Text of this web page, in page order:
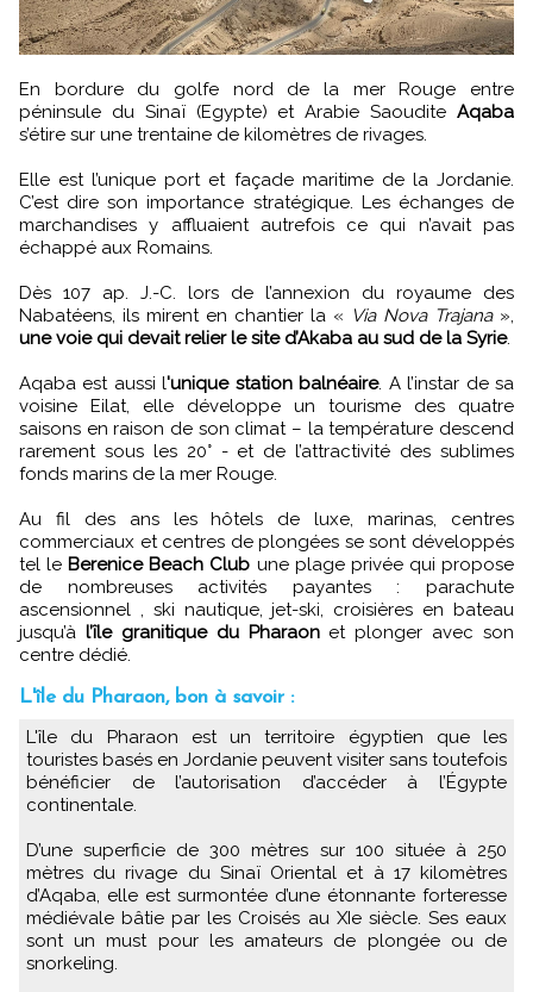
En bordure du golfe nord de la mer Rouge entre
péninsule du Sinaï (Egypte) et Arabie Saoudite Aqaba
s’étire sur une trentaine de kilomètres de rivages.
Elle est l’unique port et façade maritime de la Jordanie.
C’est dire son importance stratégique. Les échanges de
marchandises y affluaient autrefois ce qui n’avait pas
échappé aux Romains.
Dès 107 ap. J.-C. lors de l’annexion du royaume des
Nabatéens, ils mirent en chantier la « Via Nova Trajana»,
une voie qui devait relier le site d’Akaba au sud de la Syrie.
Aqaba est aussi l'unique station balnéaire. A l’instar de sa
voisine Eilat, elle développe un tourisme des quatre
saisons en raison de son climat – la température descend
rarement sous les 20° - et de l’attractivité des sublimes
fonds marins de la mer Rouge.
Au fil des ans les hôtels de luxe, marinas, centres
commerciaux et centres de plongées se sont développés
tel le Berenice Beach Club une plage privée qui propose
de nombreuses activités payantes : parachute
ascensionnel , ski nautique, jet-ski, croisières en bateau
jusqu’à l’île granitique du Pharaonet plonger avec son
centre dédié.
L'île du Pharaon, bon à savoir :
L'île du Pharaon est un territoire égyptien que les
touristes basés en Jordanie peuvent visiter sans toutefois
bénéficier de l’autorisation d’accéder à l’Égypte
continentale.
D’une superficie de 300 mètres sur 100 située à 250
mètres du rivage du Sinaï Oriental et à 17 kilomètres
d’Aqaba, elle est surmontée d’une étonnante forteresse
médiévale bâtie par les Croisés au XIe siècle. Ses eaux
sont un must pour les amateurs de plongée ou de
snorkeling.